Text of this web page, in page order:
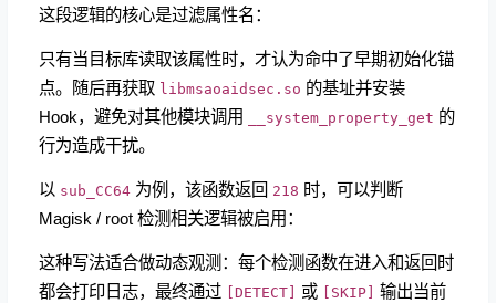
这段逻辑的核心是过滤属性名：
只有当目标库读取该属性时，才认为命中了早期初始化锚
点。随后再获取 libmsaoaidsec.so ​ 的基址并安装
Hook，避免对其他模块调用
__system_property_get 的
行为造成干扰。
以 sub_CC64 ​ 为例，该函数返回 218 时，可以判断
Magisk / root 检测相关逻辑被启用：
这种写法适合做动态观测：每个检测函数在进入和返回时
都会打印日志，最终通过 [DETECT] ​ 或 [SKIP] 输出当前